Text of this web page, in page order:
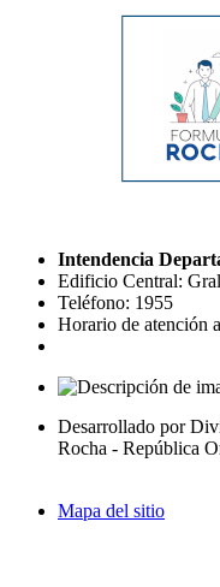
Intendencia
Edificio Central:
Teléfono: 1955
Horario de atención
Desarrollado por
Rocha - República
Mapa del sitio